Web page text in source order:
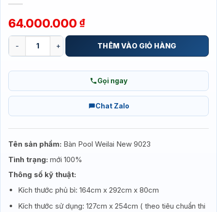
64.000.000 ₫
BÀN BIDA LỖ WEILAI NEW 9023 số lượng
THÊM VÀO GIỎ HÀNG
Gọi ngay
Chat Zalo
Tên sản phầm: Bàn Pool Weilai New 9023
Tình trạng: mới 100%
Thông số kỹ thuật:
Kích thước phủ bì: 164cm x 292cm x 80cm
Kích thước sử dụng: 127cm x 254cm ( theo tiêu chuẩn thi